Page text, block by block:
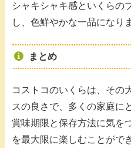
シャキシャキ感といくらの
し、色鮮やかな一品になり
まとめ
コストコのいくらは、その
スの良さで、多くの家庭に
賞味期限と保存方法に気を
を最大限に楽しむことがで